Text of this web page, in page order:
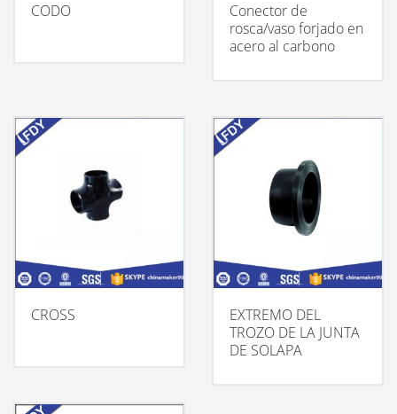
CODO
Conector de
rosca/vaso forjado en
acero al carbono
CROSS
EXTREMO DEL
TROZO DE LA JUNTA
DE SOLAPA